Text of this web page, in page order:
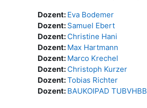
Dozent: Eva Bodemer
Dozent: Samuel Ebert
Dozent: Christine Hani
Dozent: Max Hartmann
Dozent: Marco Krechel
Dozent: Christoph Kurzer
Dozent:Tobias Richter
Dozent: BAUKOIPAD TUBVHBB